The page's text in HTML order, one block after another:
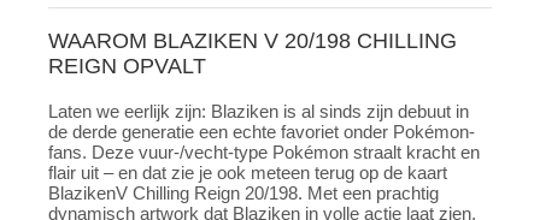
WAAROM BLAZIKEN V 20/198 CHILLING
REIGN OPVALT
Laten we eerlijk zijn: Blaziken is al sinds zijn debuut in
de derde generatie een echte favoriet onder Pokémon-
fans. Deze vuur-/vecht-type Pokémon straalt kracht en
flair uit – en dat zie je ook meteen terug op de kaart
BlazikenV Chilling Reign 20/198. Met een prachtig
dynamisch artwork dat Blaziken in volle actie laat zien,